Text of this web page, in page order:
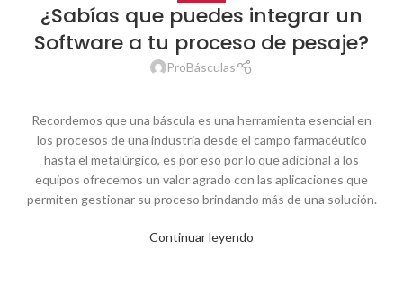
¿Sabías que puedes integrar un
Software a tu proceso de pesaje?
ProBásculas
Recordemos que una báscula es una herramienta esencial en
los procesos de una industria desde el campo farmacéutico
hasta el metalúrgico, es por eso por lo que adicional a los
equipos ofrecemos un valor agrado con las aplicaciones que
permiten gestionar su proceso brindando más de una solución.
Continuar leyendo